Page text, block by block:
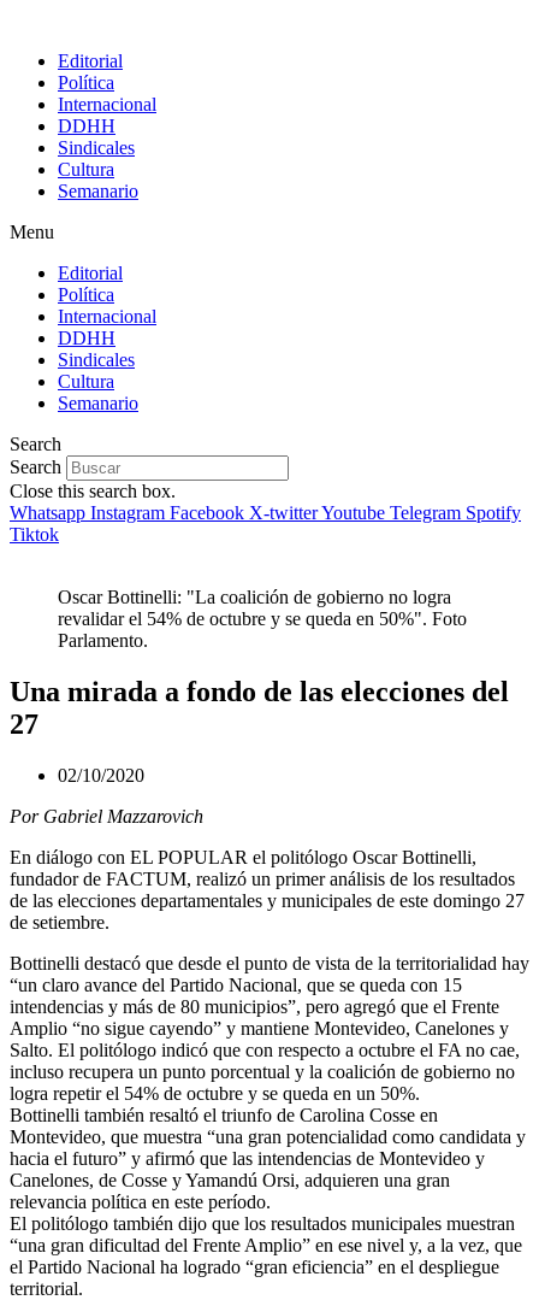
Editorial
Política
Internacional
DDHH
Sindicales
Cultura
Semanario
Menu
Editorial
Política
Internacional
DDHH
Sindicales
Cultura
Semanario
Search
Search
Close this search box.
Whatsapp Instagram Facebook X-twitterYoutube Telegram Spotify
Tiktok
Oscar Bottinelli: "La coalición de gobierno no logra
revalidar el 54% de octubre y se queda en 50%". Foto
Parlamento.
Una mirada a fondo de las elecciones del
27
02/10/2020
Por Gabriel Mazzarovich
En diálogo con EL POPULAR el politólogo Oscar Bottinelli,
fundador de FACTUM, realizó un primer análisis de los resultados
de las elecciones departamentales y municipales de este domingo 27
de setiembre.
Bottinelli destacó que desde el punto de vista de la territorialidad hay
“un claro avance del Partido Nacional, que se queda con 15
intendencias y más de 80 municipios”, pero agregó que el Frente
Amplio “no sigue cayendo” y mantiene Montevideo, Canelones y
Salto. El politólogo indicó que con respecto a octubre el FA no cae,
incluso recupera un punto porcentual y la coalición de gobierno no
logra repetir el 54% de octubre y se queda en un 50%.
Bottinelli también resaltó el triunfo de Carolina Cosse en
Montevideo, que muestra “una gran potencialidad como candidata y
hacia el futuro” y afirmó que las intendencias de Montevideo y
Canelones, de Cosse y Yamandú Orsi, adquieren una gran
relevancia política en este período.
El politólogo también dijo que los resultados municipales muestran
“una gran dificultad del Frente Amplio” en ese nivel y, a la vez, que
el Partido Nacional ha logrado “gran eficiencia” en el despliegue
territorial.